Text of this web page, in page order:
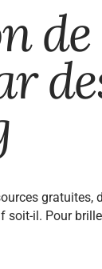
de
il. Pour